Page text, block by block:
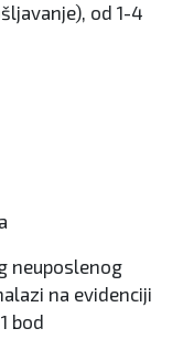
od 1-4
neuposlenog
na evidenciji
bod